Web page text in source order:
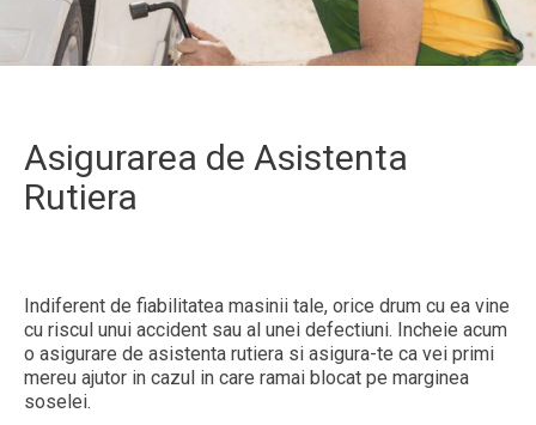
Asigurarea de Asistenta
Rutiera
Indiferent de fiabilitatea masinii tale, orice drum cu ea vine
cu riscul unui accident sau al unei defectiuni. Incheie acum
o asigurare de asistenta rutiera si asigura-te ca vei primi
mereu ajutor in cazul in care ramai blocat pe marginea
soselei.